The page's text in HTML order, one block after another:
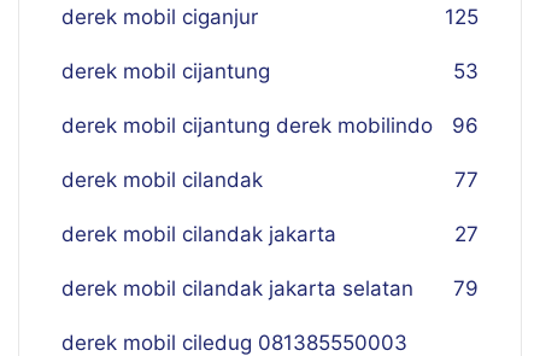
derek mobil ciganjur 125
derek mobil cijantung 53
derek mobil cijantung derek mobilindo 96
derek mobil cilandak 77
derek mobil cilandak jakarta 27
derek mobil cilandak jakarta selatan 79
derek mobil ciledug 081385550003